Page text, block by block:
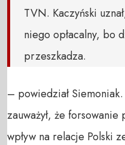
TVN. Kaczyński
niego opłacalny, bo
przeszkadza.
– powiedział
zauważył, że forsowanie
wpływ na relacje Polski